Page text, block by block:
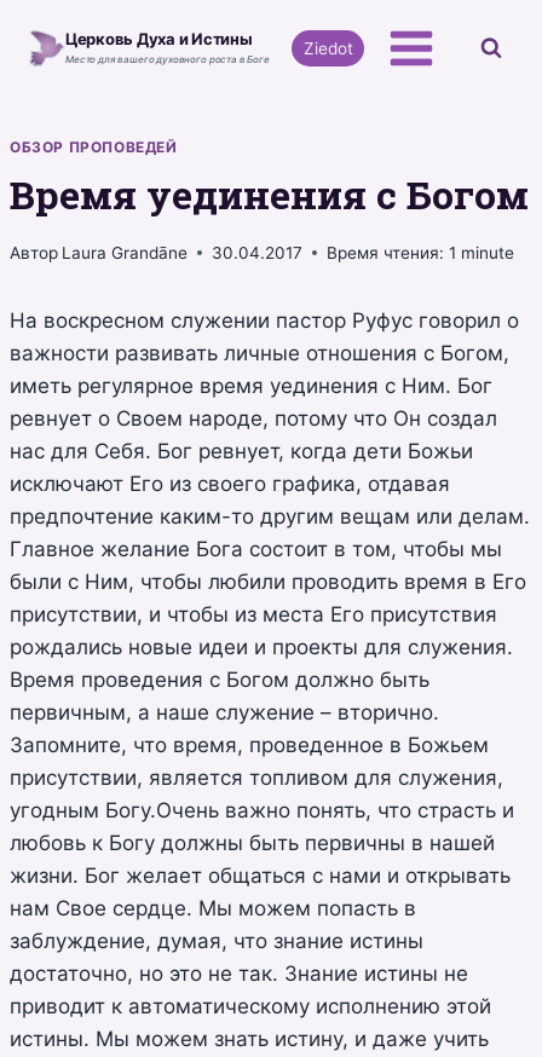
Церковь Духа и Истины
Место для вашего духовного роста в Боге
Ziedot
ОБЗОР ПРОПОВЕДЕЙ
Время уединения с Богом
Автор Laura Grandāne 30.04.2017 Время чтения: 1 minute
На воскресном служении пастор Руфус говорил о
важности развивать личные отношения с Богом,
иметь регулярное время уединения с Ним. Бог
ревнует о Своем народе, потому что Он создал
нас для Себя. Бог ревнует, когда дети Божьи
исключают Его из своего графика, отдавая
предпочтение каким-то другим вещам или делам.
Главное желание Бога состоит в том, чтобы мы
были с Ним, чтобы любили проводить время в Его
присутствии, и чтобы из места Его присутствия
рождались новые идеи и проекты для служения.
Время проведения с Богом должно быть
первичным, а наше служение – вторично.
Запомните, что время, проведенное в Божьем
присутствии, является топливом для служения,
угодным Богу.Очень важно понять, что страсть и
любовь к Богу должны быть первичны в нашей
жизни. Бог желает общаться с нами и открывать
нам Свое сердце. Мы можем попасть в
заблуждение, думая, что знание истины
достаточно, но это не так. Знание истины не
приводит к автоматическому исполнению этой
истины. Мы можем знать истину, и даже учить